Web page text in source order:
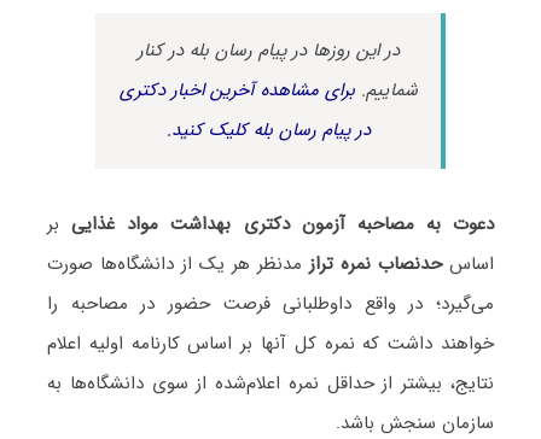
در این روزها در پیام رسان بله در کنار
شماییم.برای مشاهده آخرین اخبار دکتری
در پیام رسان بله کلیک کنید.
دعوت به مصاحبه آزمون دکتری بهداشت مواد غذاییبر
اساسحدنصاب نمره ترازمدنظر هر یک از دانشگاه‌ها صورت
می‌گیرد؛ در واقع داوطلبانی فرصت حضور در مصاحبه را
خواهند داشت که نمره کل آنها بر اساس کارنامه اولیه اعلام
نتایج، بیشتر از حداقل نمره اعلام‌شده از سوی دانشگاه‌ها به
سازمان سنجش باشد.